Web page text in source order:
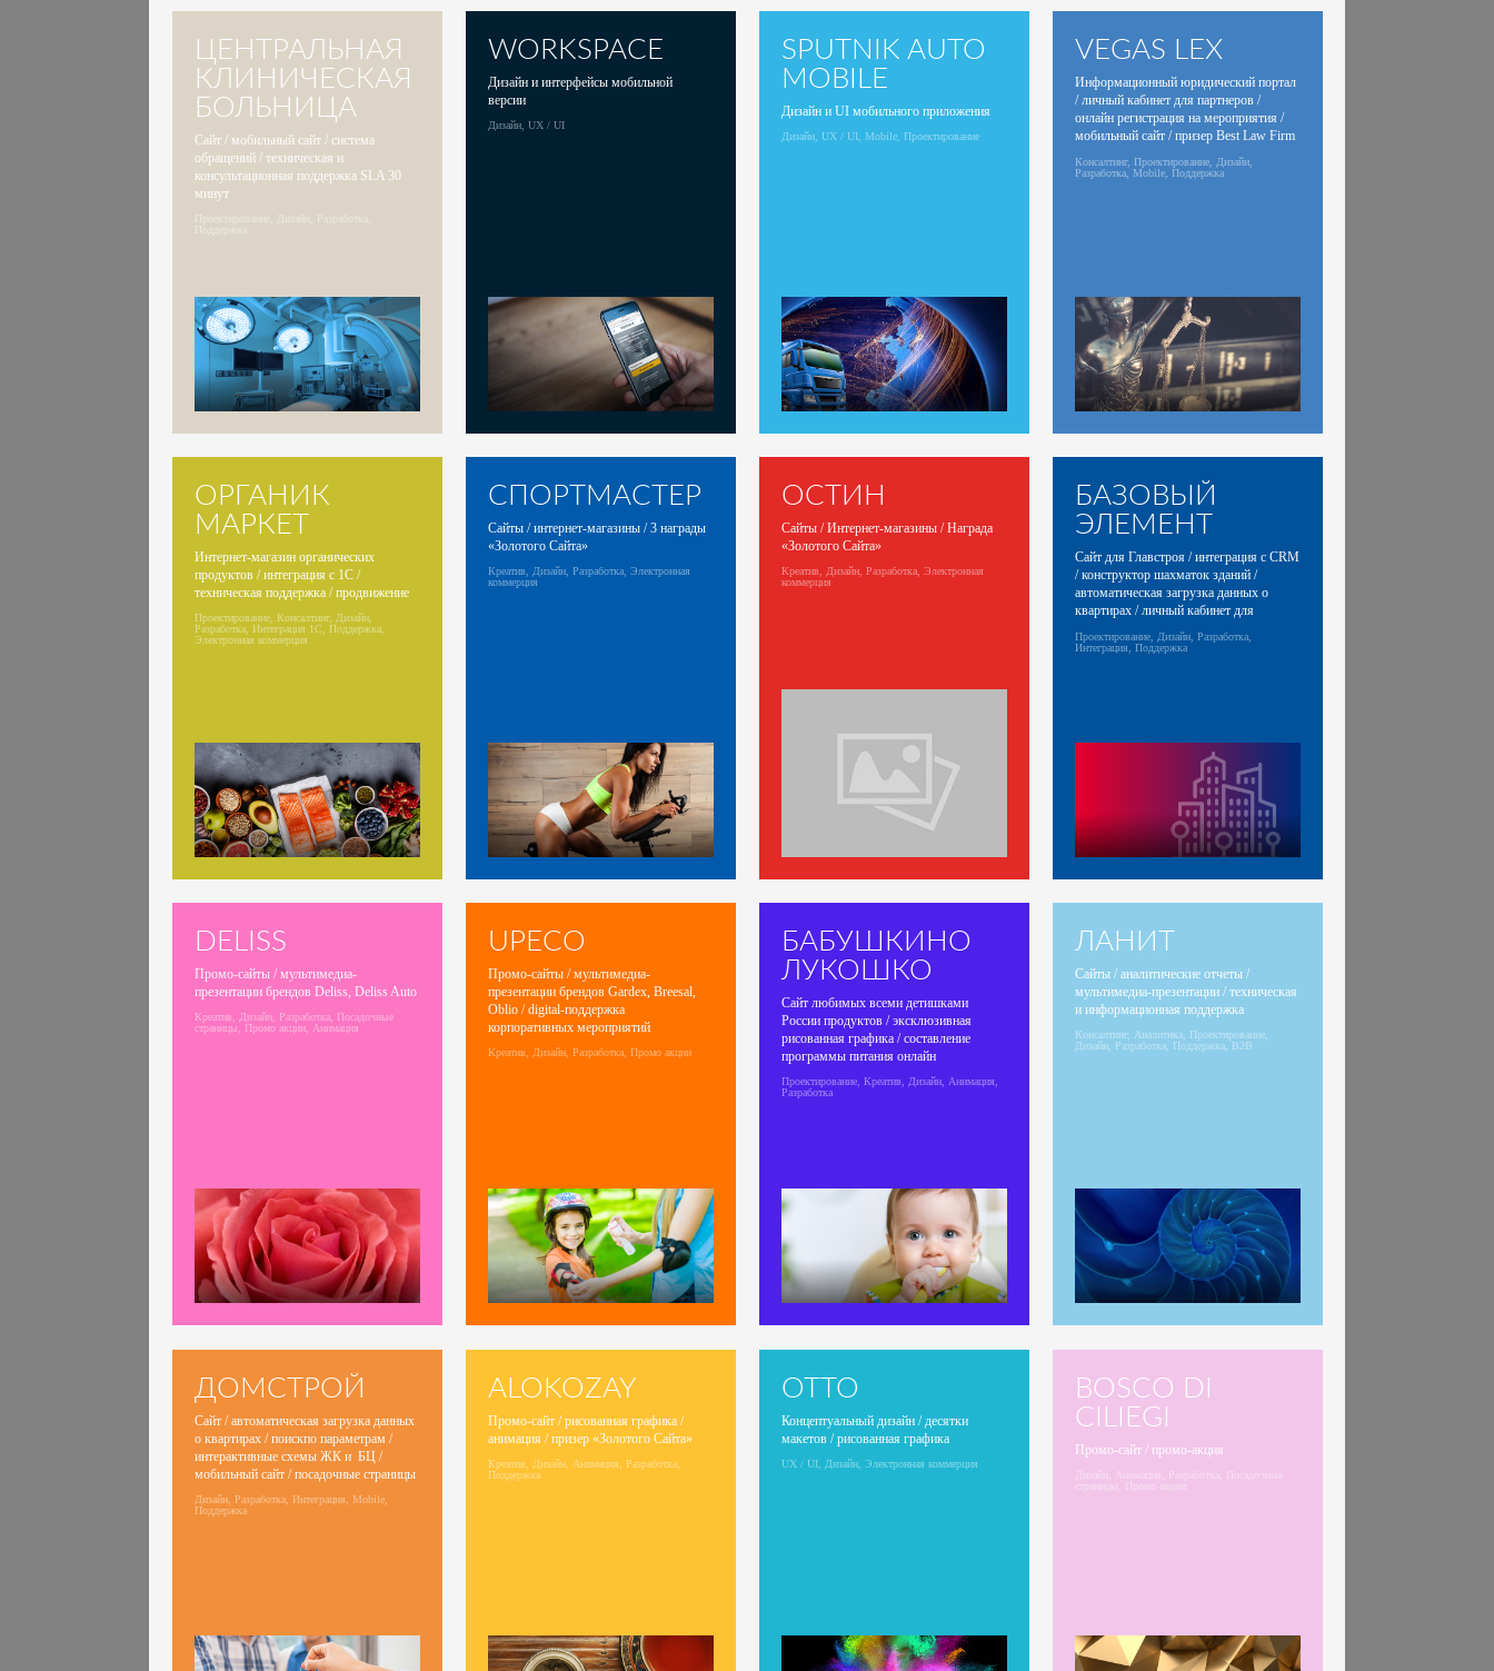
ЦЕНТРАЛЬНАЯ
КЛИНИЧЕСКАЯ
БОЛЬНИЦА
Сайт / мобильный сайт / система
обращений / техническая и
консультационная поддержка SLA 30
минут
Проектирование, Дизайн, Разработка,
Поддержка
WORKSPACE
Дизайн и интерфейсы мобильной
версии
Дизайн, UX / UI
SPUTNIK AUTO
MOBILE
Дизайн и UI мобильного приложения
Дизайн, UX / UI, Mobile, Проектирование
VEGAS LEX
Информационный юридический портал
/ личный кабинет для партнеров /
онлайн регистрация на мероприятия /
мобильный сайт / призер Best Law Firm
Консалтинг, Проектирование, Дизайн,
Разработка, Mobile, Поддержка
ОРГАНИК
МАРКЕТ
Интернет-магазин органических
продуктов / интеграция с 1С /
техническая поддержка / продвижение
Проектирование, Консалтинг, Дизайн,
Разработка, Интеграция 1С, Поддержка,
Электронная коммерция
СПОРТМАСТЕР
Сайты / интернет-магазины / 3 награды
«Золотого Сайта»
Креатив, Дизайн, Разработка, Электронная
коммерция
ОСТИН
Сайты / Интернет-магазины / Награда
«Золотого Сайта»
Креатив, Дизайн, Разработка, Электронная
коммерция
БАЗОВЫЙ
ЭЛЕМЕНТ
Сайт для Главстроя / интеграция с CRM
/ конструктор шахматок зданий /
автоматическая загрузка данных о
квартирах / личный кабинет для
Проектирование, Дизайн, Разработка,
Интеграция, Поддержка
DELISS
Промо-сайты / мультимедиа-
презентации брендов Deliss, Deliss Auto
Креатив, Дизайн, Разработка, Посадочные
страницы, Промо акции, Анимация
UPECO
Промо-сайты / мультимедиа-
презентации брендов Gardex, Breesal,
Oblio / digital-поддержка
корпоративных мероприятий
Креатив, Дизайн, Разработка, Промо акции
БАБУШКИНО
ЛУКОШКО
Сайт любимых всеми детишками
России продуктов / эксклюзивная
рисованная графика / составление
программы питания онлайн
Проектирование, Креатив, Дизайн, Анимация,
Разработка
ЛАНИТ
Сайты / аналитические отчеты /
мультимедиа-презентации / техническая
и информационная поддержка
Консалтинг, Аналитика, Проектирование,
Дизайн, Разработка, Поддержка, B2B
ДОМСТРОЙ
Сайт / автоматическая загрузка данных
о квартирах / поискпо параметрам /
интерактивные схемы ЖК и БЦ /
мобильный сайт / посадочные страницы
Дизайн, Разработка, Интеграция, Mobile,
Поддержка
ALOKOZAY
Промо-сайт / рисованная графика /
анимация / призер «Золотого Сайта»
Креатив, Дизайн, Анимация, Разработка,
Поддержка
OTTO
Концептуальный дизайн / десятки
макетов / рисованная графика
UX / UI, Дизайн, Электронная коммерция
BOSCO DI
СILIEGI
Промо-сайт / промо-акция
Дизайн, Анимация, Разработка, Посадочные
страницы, Промо акции